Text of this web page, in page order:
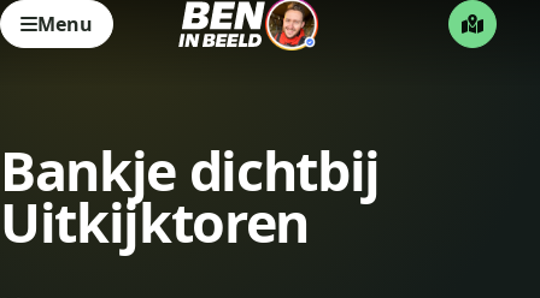
Menu
Bankje dichtbij
Uitkijktoren